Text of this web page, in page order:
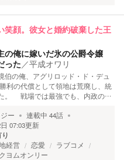
笑顔。彼女と婚約破棄した王
の俺に嫁いだ氷の公爵令嬢
った／平成オワリ
の俺、アグリロッド・ド・デュ
の代償として領地は荒廃し、統
。 戦場では最強でも、内政の…
ー 連載中 44話
07:03更新
経営 恋愛
ラブコメ
ヨムオンリー